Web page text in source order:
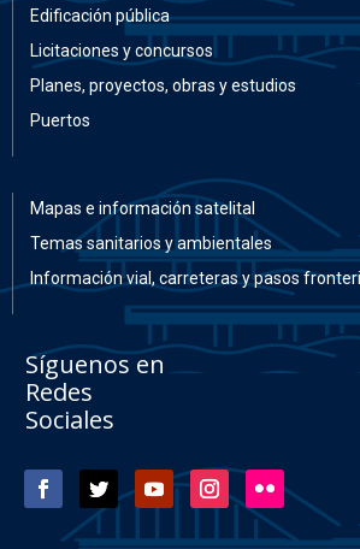
Edificación pública
Licitaciones y concursos
Planes, proyectos, obras y estudios
Puertos
Mapas e información satelital
Temas sanitarios y ambientales
Información vial, carreteras y pasos
Síguenos en
Redes
Sociales